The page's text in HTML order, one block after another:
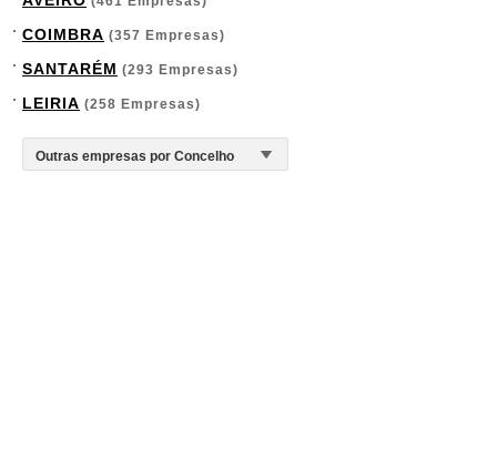
COIMBRA (357 Empresas)
SANTARÉM (293 Empresas)
LEIRIA (258 Empresas)